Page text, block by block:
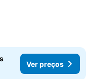
Ver preços